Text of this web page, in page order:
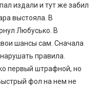
издали и тут же забил
выстояла. В
Любусько. В
шансы сам. Сначала
правила.
первый штрафной, но
фол на нем не